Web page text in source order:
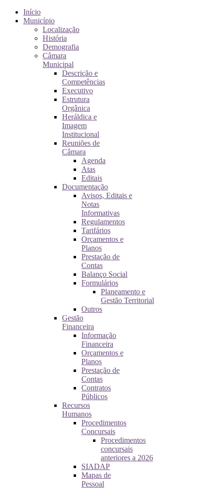
Início
Município
Localização
História
Demografia
Câmara
Municipal
Descrição e
Competências
Executivo
Estrutura
Orgânica
Heráldica e
Imagem
Institucional
Reuniões de
Câmara
Agenda
Atas
Editais
Documentação
Avisos, Editais e
Notas
Informativas
Regulamentos
Tarifários
Orçamentos e
Planos
Prestação de
Contas
Balanço Social
Formulários
Planeamento e
Gestão Territorial
Outros
Gestão
Financeira
Informação
Financeira
Orçamentos e
Planos
Prestação de
Contas
Contratos
Públicos
Recursos
Humanos
Procedimentos
Concursais
Procedimentos
concursais
anteriores a 2026
SIADAP
Mapas de
Pessoal